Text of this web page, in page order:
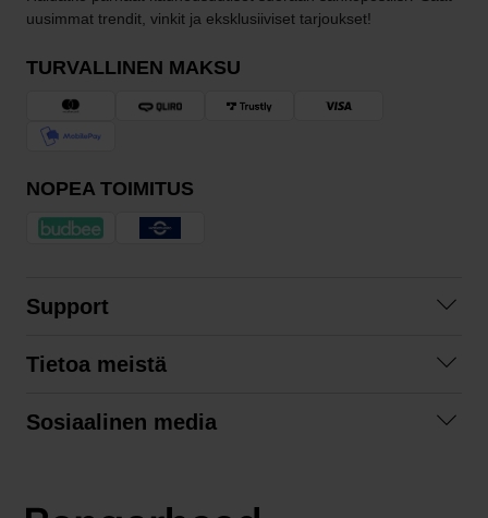
uusimmat trendit, vinkit ja eksklusiiviset tarjoukset!
TURVALLINEN MAKSU
NOPEA TOIMITUS
Support
Tilausehdot
Tietoa meistä
Sosiaalinen media